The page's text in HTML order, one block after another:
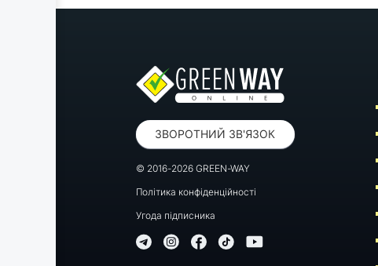
ЗВОРОТНИЙ ЗВ'ЯЗОК
© 2016-2026 GREEN-WAY
Політика конфіденційності
Угода підписника